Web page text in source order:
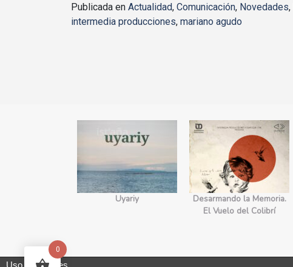
Publicada en Actualidad, Comunicación, Novedades,
intermedia producciones, mariano agudo
Uyariy
Desarmando la Memoria.
El Vuelo del Colibrí
Uso de cookies
0